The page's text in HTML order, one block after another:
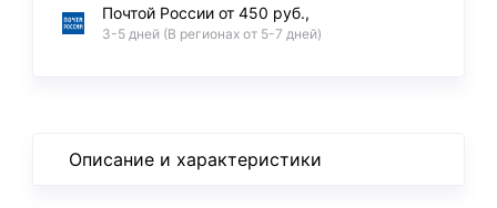
Почтой России от 450 руб.,
3-5 дней (В регионах от 5-7 дней)
Описание и характеристики